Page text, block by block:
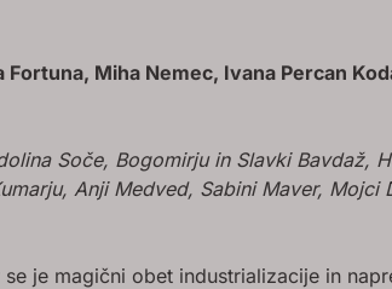
Fortuna, Miha Nemec, Ivana Percan
Soče, Bogomirju in Slavki
Anji Medved, Sabini Maver,
je magični obet industrializacije in